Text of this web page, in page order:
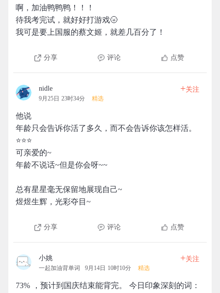
啊，加油鸭鸭鸭！！！
待我考完试，就好好打游戏🌝
我可是要上国服的蔡文姬，就差几百分了！
分享 评论 点赞
nidle
9月25日 23时34分 精选
+关注
他说
年龄只会告诉你活了多久，而不会告诉你该怎样活。
⭐⭐⭐
可亲爱的~
年龄不说话~但是你会呀~~
总有星星毫无保留地展现自己~
煜煜生辉，光彩夺目~
分享 评论 点赞
小姚
一起加油背单词 9月14日 10时10分 精选
+关注
73% ，预计到国庆结束能背完。 今日印象深刻的词：